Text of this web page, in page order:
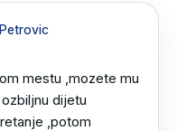
mestu ,mozete mu
dijetu
,potom